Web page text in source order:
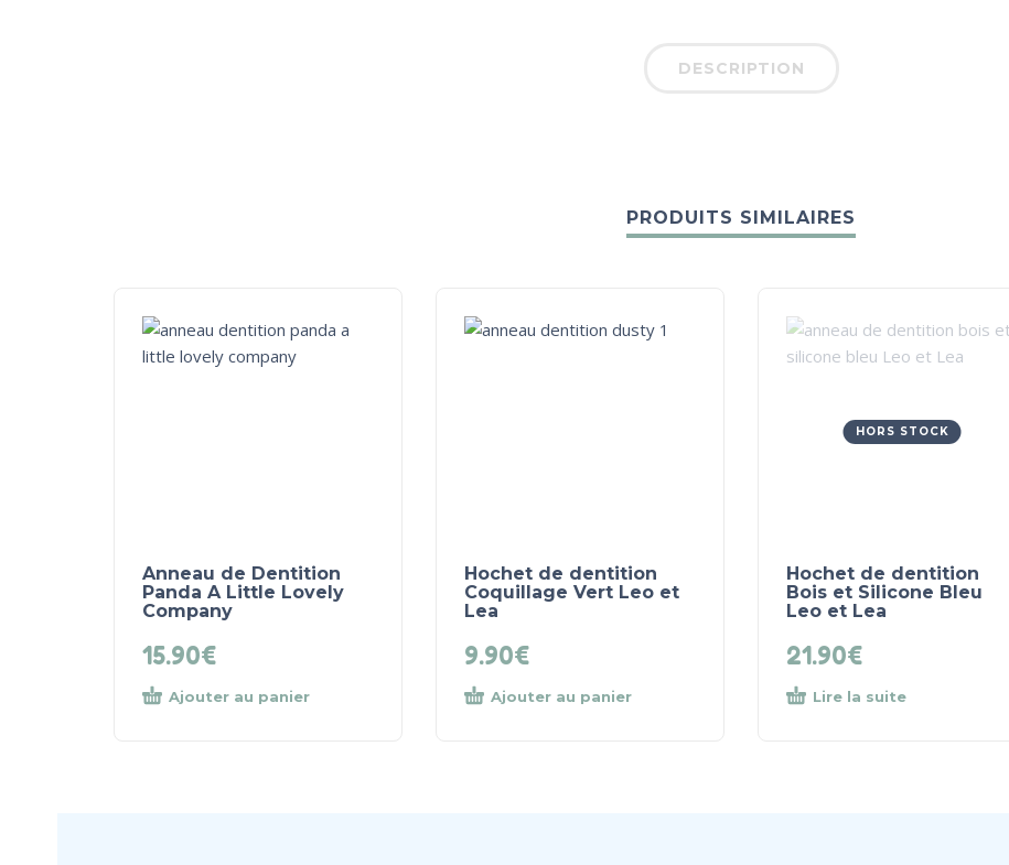
DESCRIPTION
PRODUITS SIMILAIRES
Anneau de Dentition
Panda A Little Lovely
Company
15.90€
Ajouter au panier
Hochet de dentition
Coquillage Vert Leo et
Lea
9.90€
Ajouter au panier
HORS STOCK
Hochet de dentition
Bois et Silicone Bleu
Leo et Lea
21.90€
Lire la suite